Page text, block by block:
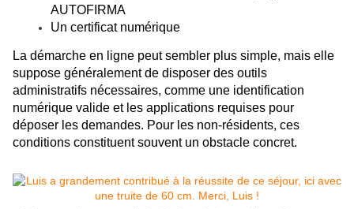
AUTOFIRMA
Un certificat numérique
La démarche en ligne peut sembler plus simple, mais elle
suppose généralement de disposer des outils
administratifs nécessaires, comme une identification
numérique valide et les applications requises pour
déposer les demandes. Pour les non-résidents, ces
conditions constituent souvent un obstacle concret.